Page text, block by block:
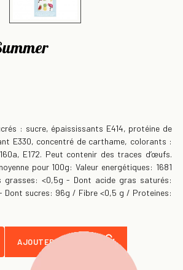
: sucre, épaississants E414, protéine de
E330, concentré de carthame, colorants :
E172. Peut contenir des traces d’œufs.
pour 100g: Valeur energétiques: 1681
grasses: <0,5g - Dont acide gras saturés:
Dont sucres: 96g / Fibre <0,5 g / Proteines:
AJOUTER AU PANIER